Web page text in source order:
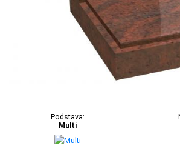
Podstava:
Multi